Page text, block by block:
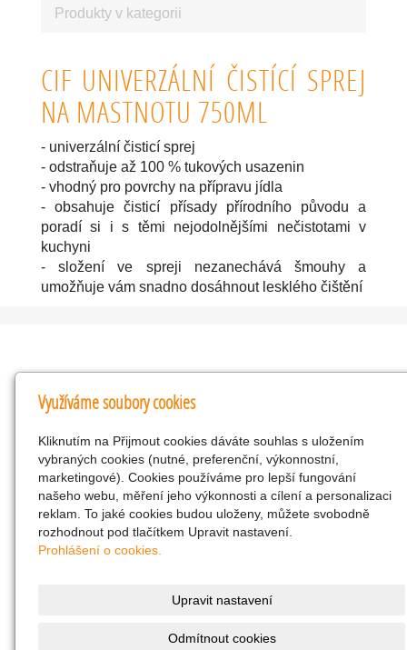
Produkty v kategorii
CIF UNIVERZÁLNÍ ČISTÍCÍ SPREJ
NA MASTNOTU 750ML
- univerzální čisticí sprej
- odstraňuje až 100 % tukových usazenin
- vhodný pro povrchy na přípravu jídla
- obsahuje čisticí přísady přírodního původu a
poradí si i s těmi nejodolnějšími nečistotami v
kuchyni
- složení ve spreji nezanechává šmouhy a
umožňuje vám snadno dosáhnout lesklého čištění
Kontakty
KNK obchodní společnost s r.o.
Komenského 127, Žacléř, 542 01 Číslo účtu:
286293602/0300
25298518
CZ25298518
info@drogerienacestach.cz
Využíváme soubory cookies
Kliknutím na Přijmout cookies dáváte souhlas s uložením
vybraných cookies (nutné, preferenční, výkonnostní,
marketingové). Cookies používáme pro lepší fungování
našeho webu, měření jeho výkonnosti a cílení a personalizaci
reklam. To jaké cookies budou uloženy, můžete svobodně
rozhodnout pod tlačítkem Upravit nastavení.
Prohlášení o cookies.
Upravit nastavení
Odmítnout cookies